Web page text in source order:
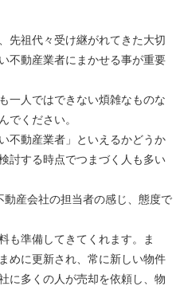
先祖代々受け継がれてきた大切
不動産業者にまかせる事が重要
一人ではできない煩雑なものな
でください。
不動産業者」といえるかどうか
討する時点でつまづく人も多い
産会社の担当者の感じ、態度で
も準備してきてくれます。ま
めに更新され、常に新しい物件
に多くの人が売却を依頼し、物